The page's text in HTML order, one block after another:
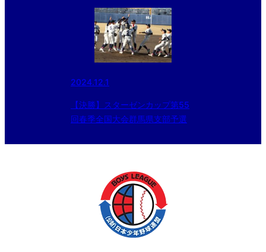
2024.12.1
【決勝】スターゼンカップ第55
回春季全国大会群馬県支部予選